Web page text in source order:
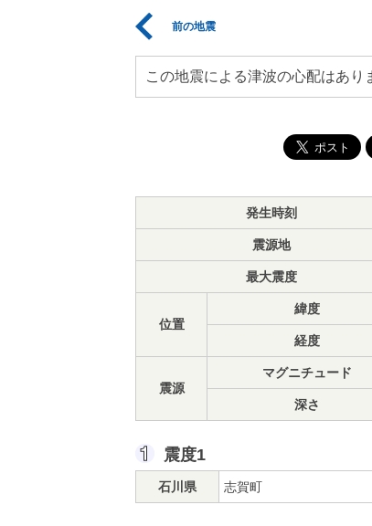
前の地震
この地震による津波の心配はあり
発生時刻
震源地
最大震度
位置
緯度
経度
震源
マグニチュード
深さ
震度1
石川県 志賀町